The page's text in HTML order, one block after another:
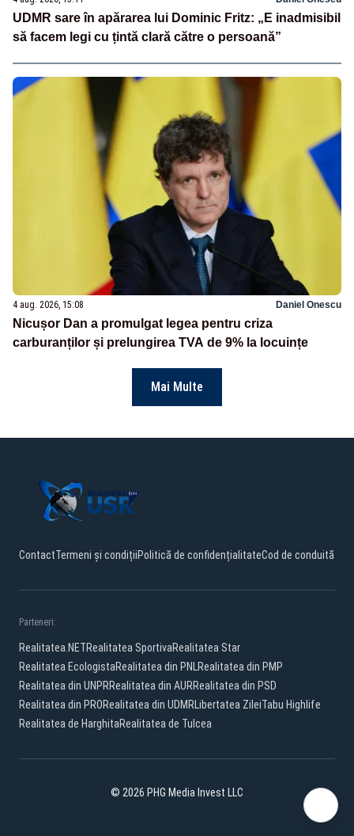
UDMR sare în apărarea lui Dominic Fritz: „E inadmisibil
să facem legi cu țintă clară către o persoană”
4 aug. 2026, 15:08 Daniel Onescu
Nicușor Dan a promulgat legea pentru criza
carburanților și prelungirea TVA de 9% la locuințe
Mai Multe
ContactTermeni și condițiiPolitică de confidențialitateCod de conduită
Parteneri:
Realitatea.NETRealitatea SportivaRealitatea Star
Realitatea EcologistaRealitatea din PNLRealitatea din PMP
Realitatea din UNPRRealitatea din AURRealitatea din PSD
Realitatea din PRORealitatea din UDMRLibertatea ZileiTabu Highlife
Realitatea de HarghitaRealitatea de Tulcea
© 2026 PHG Media Invest LLC